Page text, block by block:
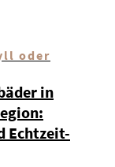
oder
in
Echtzeit-